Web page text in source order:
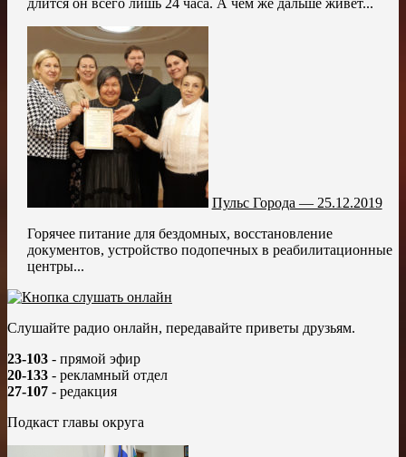
длится он всего лишь 24 часа. А чем же дальше живёт...
Пульс Города — 25.12.2019
Горячее питание для бездомных, восстановление
документов, устройство подопечных в реабилитационные
центры...
Слушайте радио онлайн, передавайте приветы друзьям.
23-103 - прямой эфир
20-133 - рекламный отдел
27-107 - редакция
Подкаст главы округа